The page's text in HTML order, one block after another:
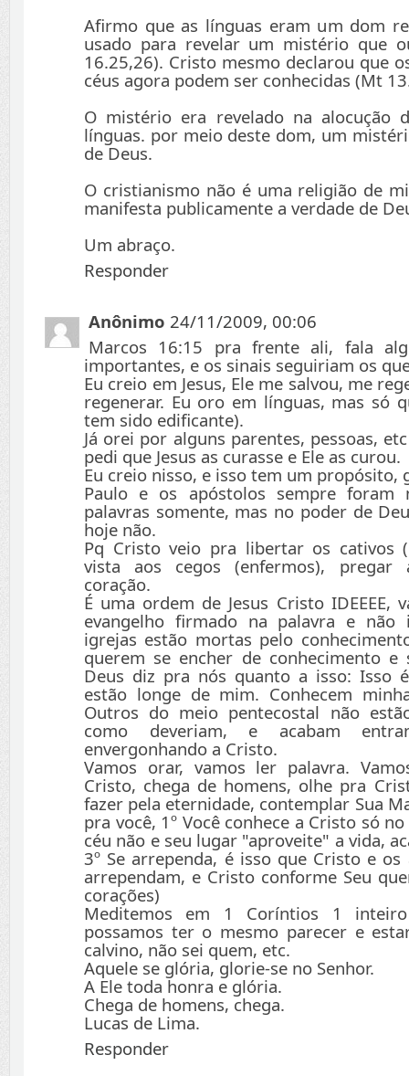
Afirmo que as línguas eram um dom
usado para revelar um mistério que
16.25,26). Cristo mesmo declarou que
céus agora podem ser conhecidas (Mt
O mistério era revelado na alocução
línguas. por meio deste dom, um
de Deus.
O cristianismo não é uma religião de
manifesta publicamente a verdade de
Um abraço.
Responder
Anônimo 24/11/2009, 00:06
Marcos 16:15 pra frente ali, fala
importantes, e os sinais seguiriam os
Eu creio em Jesus, Ele me salvou, me
regenerar. Eu oro em línguas, mas só
tem sido edificante).
Já orei por alguns parentes, pessoas,
pedi que Jesus as curasse e Ele as curou.
Eu creio nisso, e isso tem um propósito,
Paulo e os apóstolos sempre foram
palavras somente, mas no poder de
hoje não.
Pq Cristo veio pra libertar os cativos
vista aos cegos (enfermos), pregar
coração.
É uma ordem de Jesus Cristo IDEEEE,
evangelho firmado na palavra e não
igrejas estão mortas pelo
querem se encher de conhecimento e
Deus diz pra nós quanto a isso: Isso
estão longe de mim. Conhecem
Outros do meio pentecostal não
como deveriam, e acabam
envergonhando a Cristo.
Vamos orar, vamos ler palavra.
Cristo, chega de homens, olhe pra
fazer pela eternidade, contemplar Sua
pra você, 1º Você conhece a Cristo só
céu não e seu lugar "aproveite" a vida,
3º Se arrependa, é isso que Cristo e
arrependam, e Cristo conforme Seu
corações)
Meditemos em 1 Coríntios 1
possamos ter o mesmo parecer e
calvino, não sei quem, etc.
Aquele se glória, glorie-se no Senhor.
A Ele toda honra e glória.
Chega de homens, chega.
Lucas de Lima.
Responder